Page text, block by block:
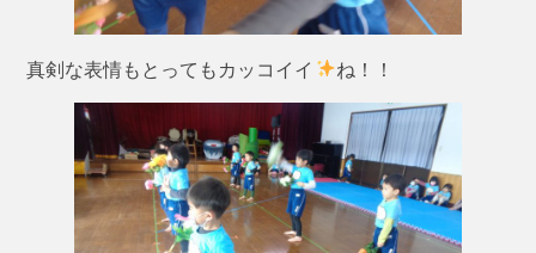
真剣な表情もとってもカッコイイ ね！！